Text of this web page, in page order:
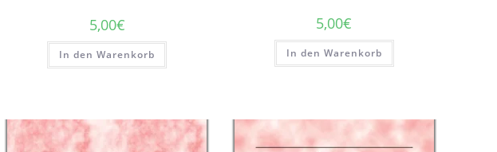
5,00€
In den Warenkorb
5,00€
In den Warenkorb